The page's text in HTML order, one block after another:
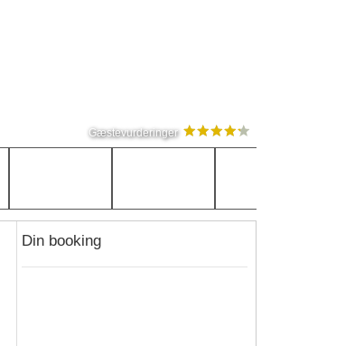
Gæstevurderinger
Din booking